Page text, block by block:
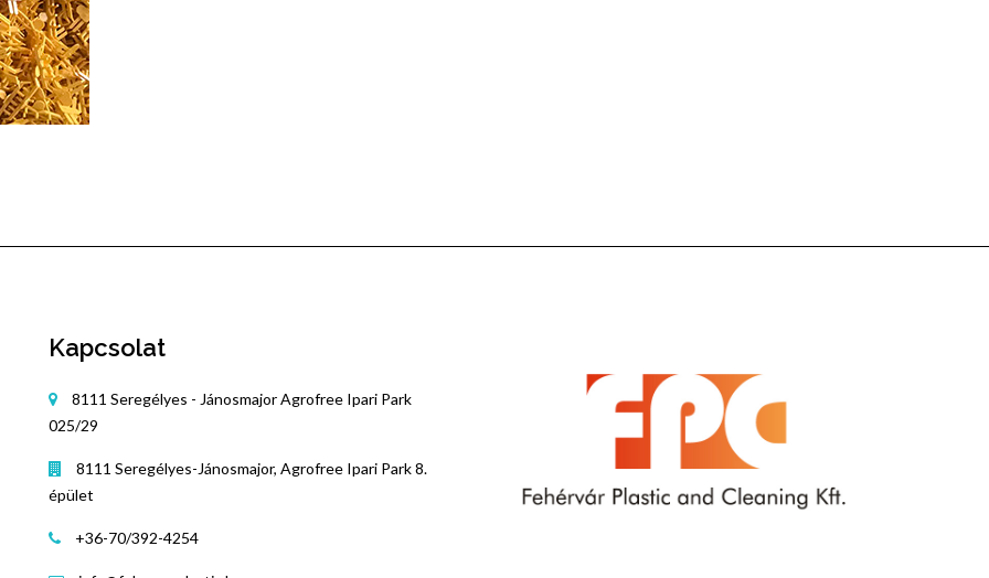
Kapcsolat
8111 Seregélyes - Jánosmajor Agrofree Ipari Park
025/29
8111 Seregélyes-Jánosmajor, Agrofree Ipari Park 8.
épület
+36-70/392-4254